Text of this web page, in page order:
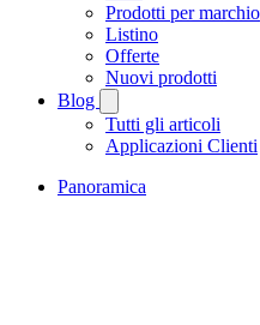
Prodotti per marchio
Listino
Offerte
Nuovi prodotti
Blog
Tutti gli articoli
Applicazioni Clienti
Panoramica